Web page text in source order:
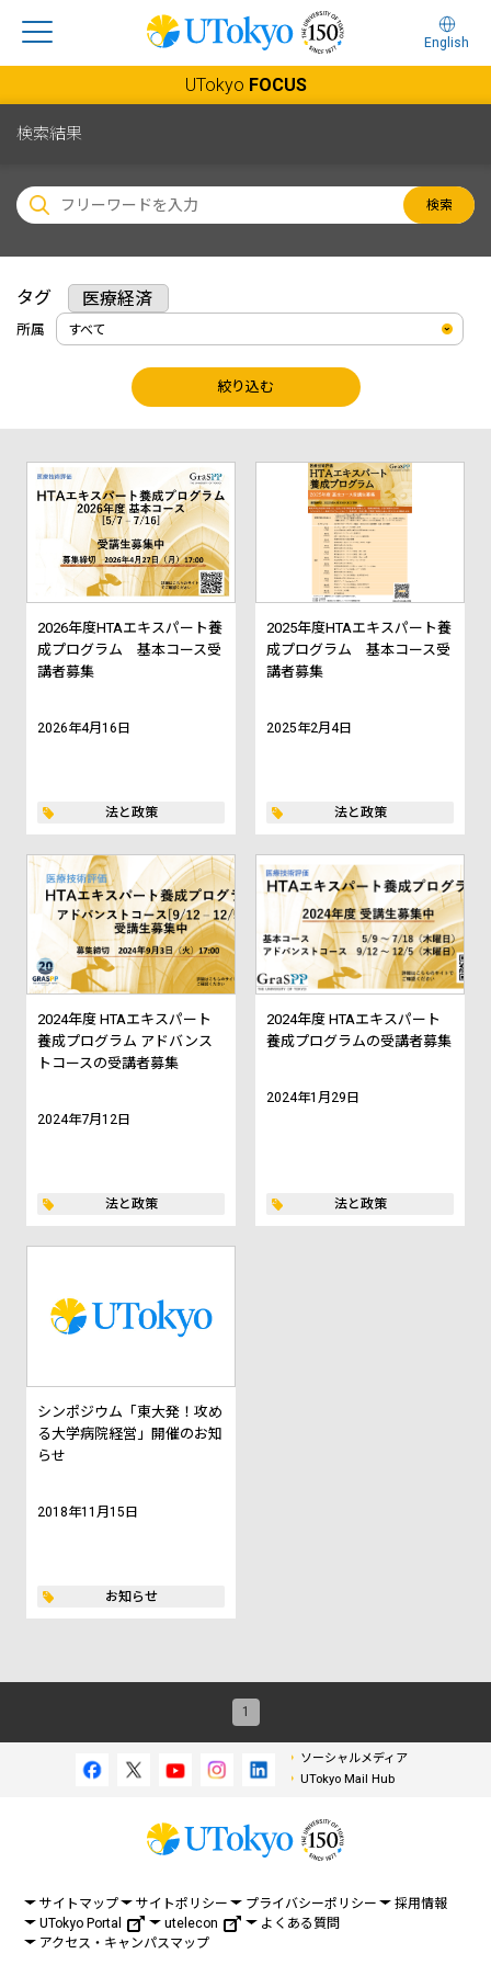
English
UTokyo FOCUS
検索結果
検索
タグ 医療経済
所属
絞り込む
2026年度HTAエキスパート養
成プログラム 基本コース受
講者募集
2026年4月16日
法と政策
2025年度HTAエキスパート養
成プログラム 基本コース受
講者募集
2025年2月4日
法と政策
2024年度 HTAエキスパート
養成プログラム アドバンス
トコースの受講者募集
2024年7月12日
法と政策
2024年度 HTAエキスパート
養成プログラムの受講者募集
2024年1月29日
法と政策
シンポジウム「東大発！攻め
る大学病院経営」開催のお知
らせ
2018年11月15日
お知らせ
1
ソーシャルメディア
UTokyo Mail Hub
サイトマップ サイトポリシー プライバシーポリシー
採用情報
UTokyo Portal
utelecon
よくある質問
アクセス・キャンパスマップ